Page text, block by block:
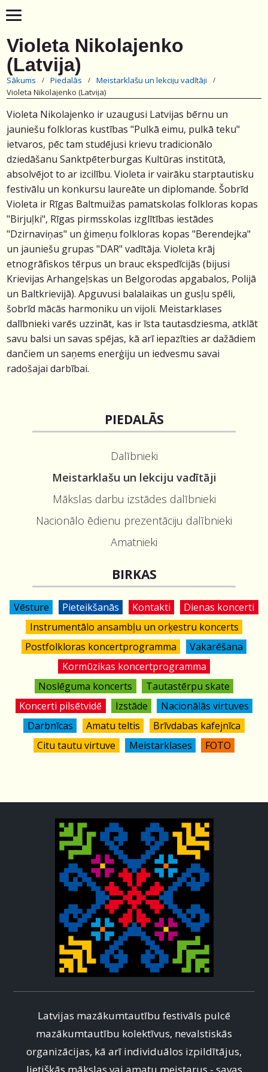
Violeta Nikolajenko
(Latvija)
Sākums Piedalās
Meistarklašu un lekciju vadītāji
Violeta Nikolajenko (Latvija)
Violeta Nikolajenko ir uzaugusi Latvijas bērnu un
jauniešu folkloras kustības "Pulkā eimu, pulkā teku"
ietvaros, pēc tam studējusi krievu tradicionālo
dziedāšanu Sanktpēterburgas Kultūras institūtā,
absolvējot to ar izcilību. Violeta ir vairāku starptautisku
festivālu un konkursu laureāte un diplomande. Šobrīd
Violeta ir Rīgas Baltmuižas pamatskolas folkloras kopas
"Birjuļki", Rīgas pirmsskolas izglītības iestādes
"Dzirnaviņas" un ģimeņu folkloras kopas "Berendejka"
un jauniešu grupas "DAR" vadītāja. Violeta krāj
etnogrāfiskos tērpus un brauc ekspedīcijās (bijusi
Krievijas Arhangeļskas un Belgorodas apgabalos, Polijā
un Baltkrievijā). Apguvusi balalaikas un gusļu spēli,
šobrīd mācās harmoniku un vijoli. Meistarklases
dalībnieki varēs uzzināt, kas ir īsta tautasdziesma, atklāt
savu balsi un savas spējas, kā arī iepazīties ar dažādiem
dančiem un saņems enerģiju un iedvesmu savai
radošajai darbībai.
PIEDALĀS
Dalībnieki
Meistarklašu un lekciju vadītāji
Mākslas darbu izstādes dalībnieki
Nacionālo ēdienu prezentāciju dalībnieki
Amatnieki
BIRKAS
Vēsture Pieteikšanās Kontakti
Dienas koncerti
Instrumentālo ansambļu un orķestru koncerts
Postfolkloras koncertprogramma
Vakarēšana
Kormūzikas koncertprogramma
Noslēguma koncerts
Tautastērpu skate
Koncerti pilsētvidē
Izstāde
Nacionālās virtuves
Darbnīcas
Amatu teltis
Brīvdabas kafejnīca
Citu tautu virtuve
Meistarklases FOTO
Latvijas mazākumtautību festivāls pulcē
mazākumtautību kolektīvus, nevalstiskās
organizācijas, kā arī individuālos izpildītājus,